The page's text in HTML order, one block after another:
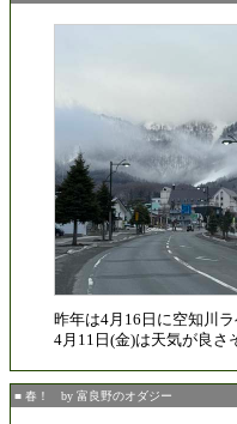
昨年は4月16日に空知川
4月11日(金)は天気が良さ
■ 春！ by 富良野のオダジー